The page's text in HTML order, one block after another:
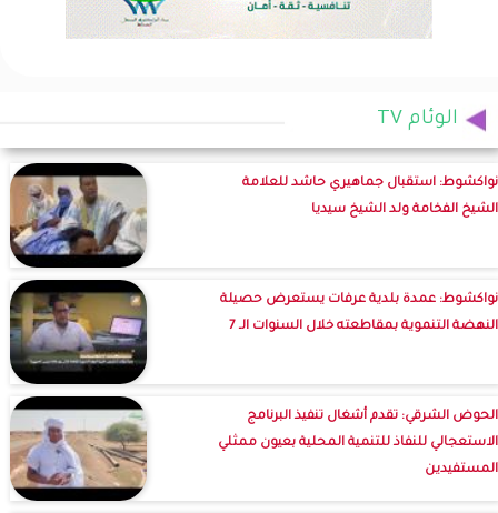
الوئام TV
نواكشوط: استقبال جماهيري حاشد للعلامة
الشيخ الفخامة ولد الشيخ سيديا
نواكشوط: عمدة بلدية عرفات يستعرض حصيلة
النهضة التنموية بمقاطعته خلال السنوات الـ 7
الحوض الشرقي: تقدم أشغال تنفيذ البرنامج
الاستعجالي للنفاذ للتنمية المحلية بعيون ممثلي
المستفيدين